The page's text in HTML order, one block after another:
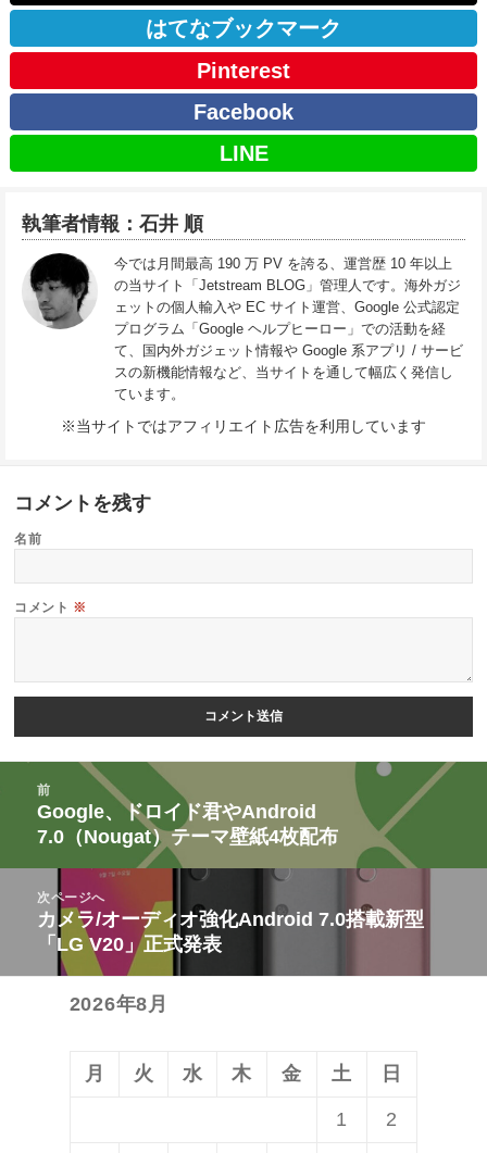
はてなブックマーク
Pinterest
Facebook
LINE
執筆者情報：石井 順
今では月間最高 190 万 PV を誇る、運営歴 10 年以上
の当サイト「Jetstream BLOG」管理人です。海外ガジ
ェットの個人輸入や EC サイト運営、Google 公式認定
プログラム「Google ヘルプヒーロー」での活動を経
て、国内外ガジェット情報や Google 系アプリ / サービ
スの新機能情報など、当サイトを通して幅広く発信し
ています。
※当サイトではアフィリエイト広告を利用しています
コメントを残す
名前
コメント ※
ビ
前
前
の
稿:
Google、ドロイド君やAndroid
7.0（Nougat）テーマ壁紙4枚配布
次ページへ
次
の
投
カメラ/オーディオ強化Android 7.0搭載新型
「LG V20」正式発表
2026年8月
月 火 水 木 金 土 日
1 2